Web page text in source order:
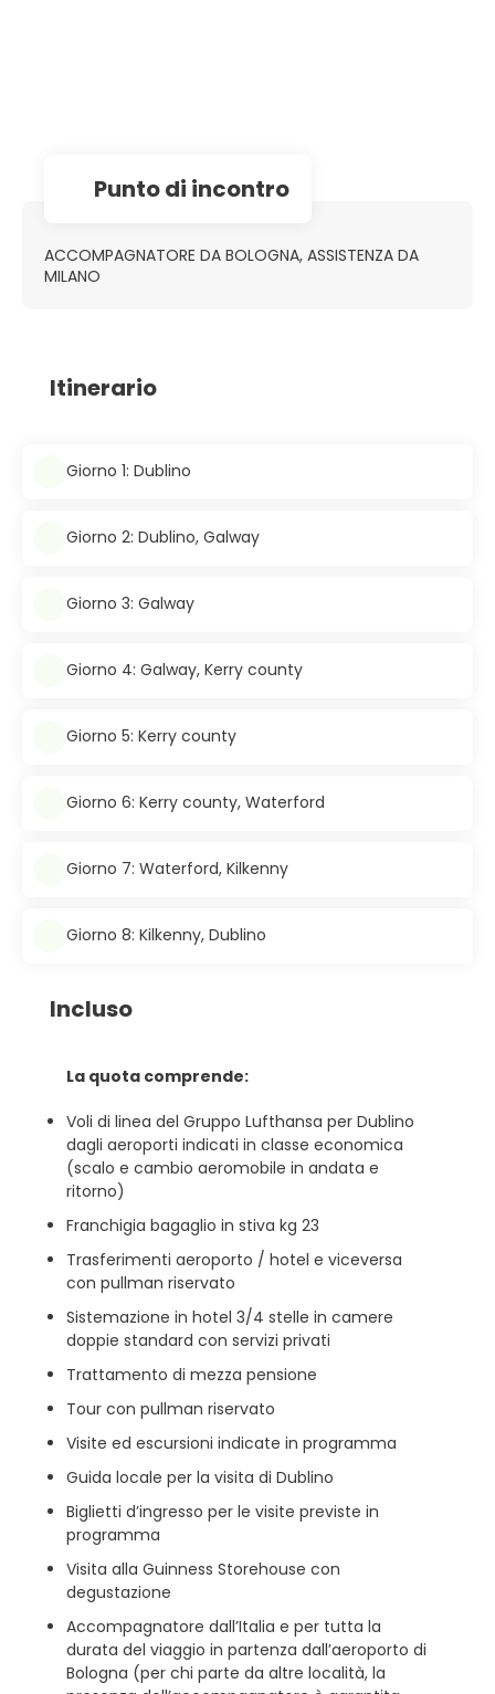
Punto di incontro
ACCOMPAGNATORE DA BOLOGNA, ASSISTENZA DA
MILANO
Itinerario
Giorno 1: Dublino
Giorno 2: Dublino, Galway
Giorno 3: Galway
Giorno 4: Galway, Kerry county
Giorno 5: Kerry county
Giorno 6: Kerry county, Waterford
Giorno 7: Waterford, Kilkenny
Giorno 8: Kilkenny, Dublino
Incluso
La quota comprende:
Voli di linea del Gruppo Lufthansa per Dublino
dagli aeroporti indicati in classe economica
(scalo e cambio aeromobile in andata e
ritorno)
Franchigia bagaglio in stiva kg 23
Trasferimenti aeroporto / hotel e viceversa
con pullman riservato
Sistemazione in hotel 3/4 stelle in camere
doppie standard con servizi privati
Trattamento di mezza pensione
Tour con pullman riservato
Visite ed escursioni indicate in programma
Guida locale per la visita di Dublino
Biglietti d’ingresso per le visite previste in
programma
Visita alla Guinness Storehouse con
degustazione
Accompagnatore dall’Italia e per tutta la
durata del viaggio in partenza dall’aeroporto di
Bologna (per chi parte da altre località, la